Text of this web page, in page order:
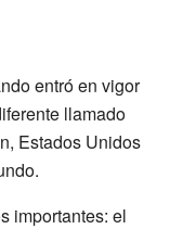
entró en vigor
llamado
Estados Unidos
importantes: el